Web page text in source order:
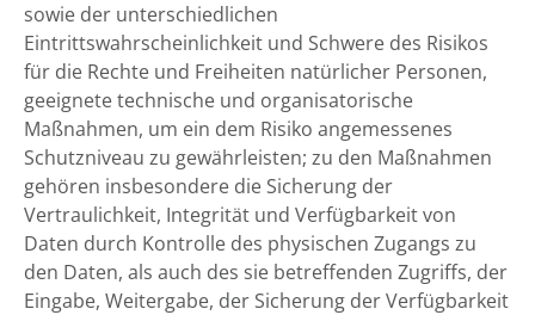
sowie der unterschiedlichen
Eintrittswahrscheinlichkeit und Schwere des Risikos
für die Rechte und Freiheiten natürlicher Personen,
geeignete technische und organisatorische
Maßnahmen, um ein dem Risiko angemessenes
Schutzniveau zu gewährleisten; zu den Maßnahmen
gehören insbesondere die Sicherung der
Vertraulichkeit, Integrität und Verfügbarkeit von
Daten durch Kontrolle des physischen Zugangs zu
den Daten, als auch des sie betreffenden Zugriffs, der
Eingabe, Weitergabe, der Sicherung der Verfügbarkeit